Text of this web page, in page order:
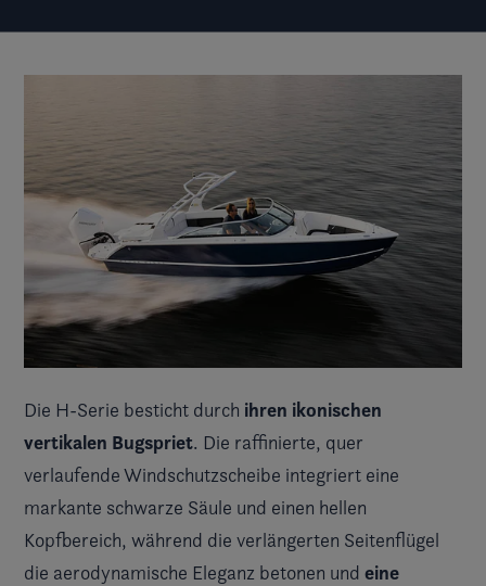
Die H-Serie besticht durch ihren ikonischen
vertikalen Bugspriet. Die raffinierte, quer
verlaufende Windschutzscheibe integriert eine
markante schwarze Säule und einen hellen
Kopfbereich, während die verlängerten Seitenflügel
die aerodynamische Eleganz betonen und eine